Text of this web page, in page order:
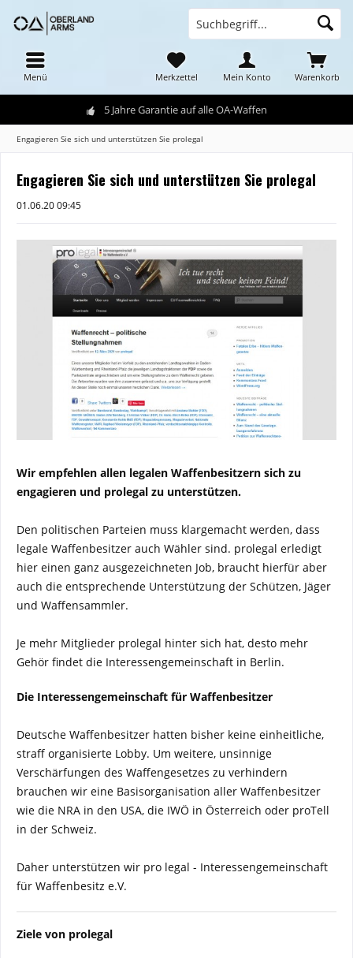
5 Jahre Garantie auf alle OA-Waffen
Menü Warenkorb
Merkzettel Mein Konto
Engagieren Sie sich und unterstützen Sie prolegal
Engagieren Sie sich und unterstützen Sie prolegal
01.06.20 09:45
Wir empfehlen allen legalen Waffenbesitzern sich zu
engagieren und prolegal zu unterstützen.
Den politischen Parteien muss klargemacht werden, dass
legale Waffenbesitzer auch Wähler sind. prolegal erledigt
hier einen ganz ausgezeichneten Job, braucht hierfür aber
auch die entsprechende Unterstützung der Schützen, Jäger
und Waffensammler.
Je mehr Mitglieder prolegal hinter sich hat, desto mehr
Gehör findet die Interessengemeinschaft in Berlin.
Die Interessengemeinschaft für Waffenbesitzer
Deutsche Waffenbesitzer hatten bisher keine einheitliche,
straff organisierte Lobby. Um weitere, unsinnige
Verschärfungen des Waffengesetzes zu verhindern
brauchen wir eine Basisorganisation aller Waffenbesitzer
wie die NRA in den USA, die IWÖ in Österreich oder proTell
in der Schweiz.
Daher unterstützen wir pro legal - Interessengemeinschaft
für Waffenbesitz e.V.
Ziele von prolegal